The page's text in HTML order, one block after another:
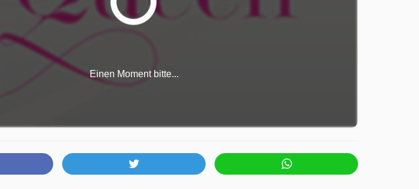
Einen Moment bitte...